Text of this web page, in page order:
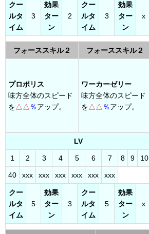
クー
ルタ
イム
3
効果
ター
ン
2
クー
ルタ
イム
3
効果
ター
ン
x
フォーススキル２ フォーススキル２
プロポリス
味方全体のスピード
を△△ ％アップ。
ワーカーゼリー
味方全体のスピード
を△△ ％アップ。
LV
1 2 3 4 5 6 7 8 9 10
40 xxx xxx xxx xxx xxx xxx
クー
ルタ
イム
5
効果
ター
ン
3
クー
ルタ
イム
5
効果
ター
ン
x